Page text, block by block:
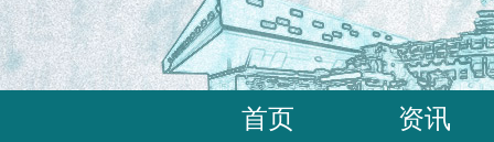
首页 资讯